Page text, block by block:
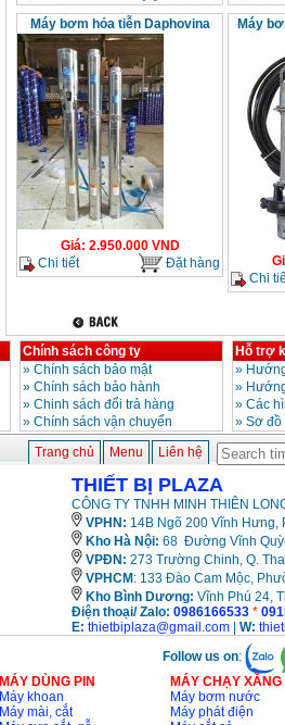
Máy bơm hỏa tiễn Daphovina
Giá: 2.950.000VND
Chi tiết
Đặt hàng
Máy
Chi
Chính sách công ty
» Chính sách bảo mật
» Chính sách bảo hành
» Chinh sách đổi trả hàng
» Chính sách vận chuyển
Hỗ trợ
»
»
» Các
» Sơ
Trang chủ Menu Liên hệ
THIẾT BỊ PLAZA
CÔNG TY TNHH MINH THIÊN
VPHN: 14B Ngõ 200 Vĩnh Hưng,
Kho Hà Nội: 68 Đường Vĩnh
VPĐN: 273 Trường Chinh, Q.
VPHCM : 133 Đào Cam Mộc,
Kho Bình Dương: Vĩnh Phú 24,
Điện thoại/ Zalo: 0986166533 *
E: thietbiplaza@gmail.com W:
Follow us on:
MÁY DÙNG PIN
Máy khoan
Máy mài, cắt
MÁY CHẠY
Máy bơm nước
Máy phát điện